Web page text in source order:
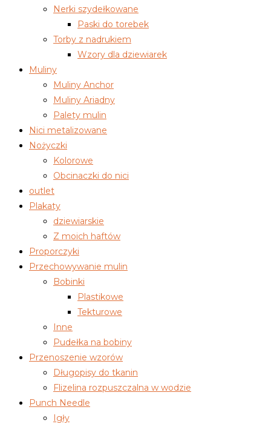
Nerki szydełkowane
Paski do torebek
Torby z nadrukiem
Wzory dla dziewiarek
Muliny
Muliny Anchor
Muliny Ariadny
Palety mulin
Nici metalizowane
Nożyczki
Kolorowe
Obcinaczki do nici
outlet
Plakaty
dziewiarskie
Z moich haftów
Proporczyki
Przechowywanie mulin
Bobinki
Plastikowe
Tekturowe
Inne
Pudełka na bobiny
Przenoszenie wzorów
Długopisy do tkanin
Flizelina rozpuszczalna w wodzie
Punch Needle
Igły